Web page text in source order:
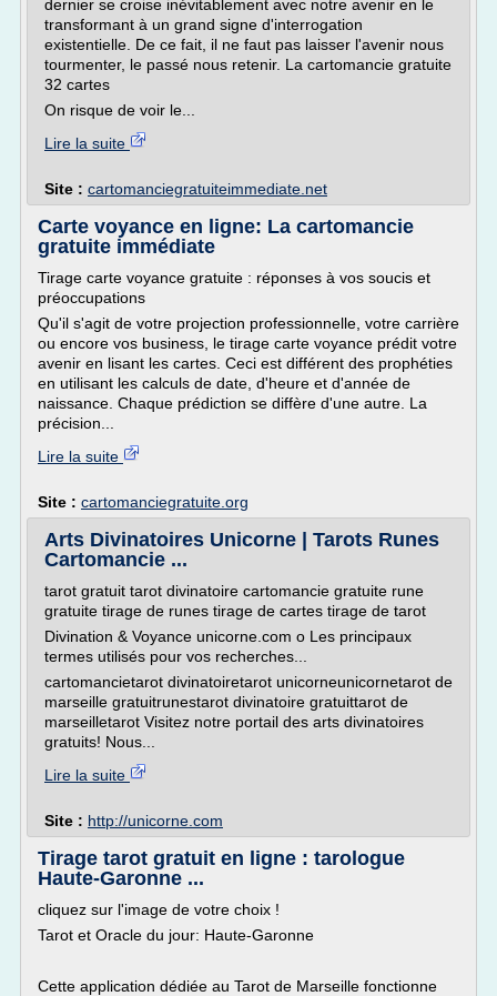
dernier se croise inévitablement avec notre avenir en le
transformant à un grand signe d'interrogation
existentielle. De ce fait, il ne faut pas laisser l'avenir nous
tourmenter, le passé nous retenir. La cartomancie gratuite
32 cartes
On risque de voir le...
Lire la suite
Site : cartomanciegratuiteimmediate.net
Carte voyance en ligne: La cartomancie
gratuite immédiate
Tirage carte voyance gratuite : réponses à vos soucis et
préoccupations
Qu'il s'agit de votre projection professionnelle, votre carrière
ou encore vos business, le tirage carte voyance prédit votre
avenir en lisant les cartes. Ceci est différent des prophéties
en utilisant les calculs de date, d'heure et d'année de
naissance. Chaque prédiction se diffère d'une autre. La
précision...
Lire la suite
Site : cartomanciegratuite.org
Arts Divinatoires Unicorne | Tarots Runes
Cartomancie ...
tarot gratuit tarot divinatoire cartomancie gratuite rune
gratuite tirage de runes tirage de cartes tirage de tarot
Divination & Voyance unicorne.com o Les principaux
termes utilisés pour vos recherches...
cartomancietarot divinatoiretarot unicorneunicornetarot de
marseille gratuitrunestarot divinatoire gratuittarot de
marseilletarot Visitez notre portail des arts divinatoires
gratuits! Nous...
Lire la suite
Site : http://unicorne.com
Tirage tarot gratuit en ligne : tarologue
Haute-Garonne ...
cliquez sur l'image de votre choix !
Tarot et Oracle du jour: Haute-Garonne
Cette application dédiée au Tarot de Marseille fonctionne